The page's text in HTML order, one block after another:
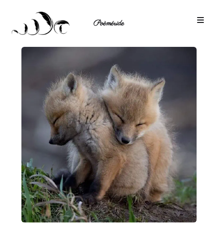
Poèméride